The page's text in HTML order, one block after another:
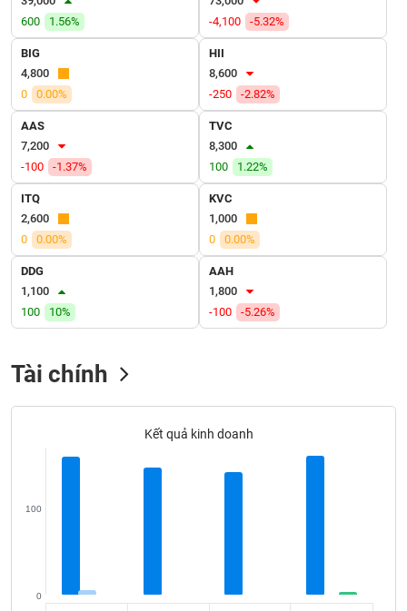
600
1.56%
-4,100
-5.32%
BIG
4,800
0
0.00%
HII
8,600
-250
-2.82%
AAS
7,200
-100
-1.37%
TVC
8,300
100
1.22%
ITQ
2,600
0
0.00%
KVC
1,000
0
0.00%
DDG
1,100
100
10%
AAH
1,800
-100
-5.26%
Tài chính
Kết quả kinh doanh
0
100
VỤ
TRUYỀN
ÍCH
BẤT
ĐỘNG
SẢN
Mã
khoán
(-)
Chứng
tức